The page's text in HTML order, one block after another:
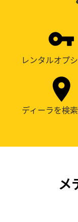
レンタルオプ
ディーラを検
メ